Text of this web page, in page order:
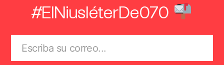
#ElNiusléterDe070